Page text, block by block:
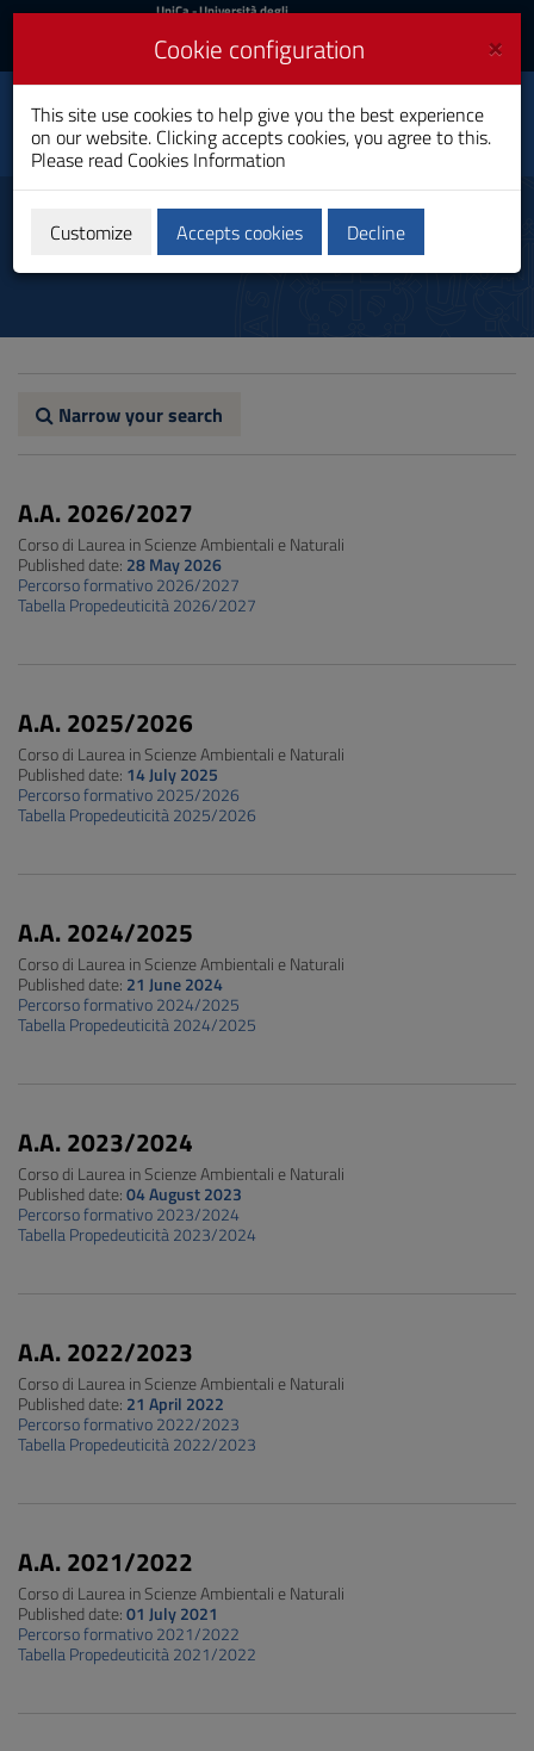
Skip
Content
to
Go
UniCa
Login
UniCa- Università degli
Login UniCA News
Toggle
navigation
Environmental and
Natural Sciences
Bachelor's Degree
Study plan
Narrow your search
A.A. 2026/2027
Corso di Laurea in Scienze Ambientali e Naturali
Published date: 28 May 2026
Percorso formativo 2026/2027
Tabella Propedeuticità 2026/2027
A.A. 2025/2026
Corso di Laurea in Scienze Ambientali e Naturali
Published date: 14 July 2025
Percorso formativo 2025/2026
Tabella Propedeuticità 2025/2026
A.A. 2024/2025
Corso di Laurea in Scienze Ambientali e Naturali
Published date: 21 June 2024
Percorso formativo 2024/2025
Tabella Propedeuticità 2024/2025
A.A. 2023/2024
Corso di Laurea in Scienze Ambientali e Naturali
Published date:04 August 2023
Percorso formativo 2023/2024
Tabella Propedeuticità 2023/2024
A.A. 2022/2023
Corso di Laurea in Scienze Ambientali e Naturali
Published date: 21 April 2022
Percorso formativo 2022/2023
Tabella Propedeuticità 2022/2023
A.A. 2021/2022
Corso di Laurea in Scienze Ambientali e Naturali
Published date:01 July 2021
Percorso formativo 2021/2022
Tabella Propedeuticità 2021/2022
×
Cookie configuration
This site use cookies to help give you the best experience
on our website. Clicking accepts cookies, you agree to this.
Please read Cookies Information
Customize Accepts cookies Decline